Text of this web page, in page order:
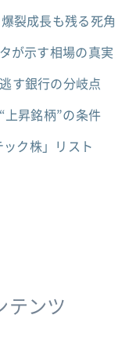
裂成長も残る死角
が示す相場の真実
す銀行の分岐点
昇銘柄”の条件
ク株」リスト
テンツ